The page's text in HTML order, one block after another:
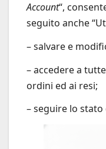
Account“,
seguito anche
– salvare e
– accedere a
ordini ed ai resi;
– seguire lo stato